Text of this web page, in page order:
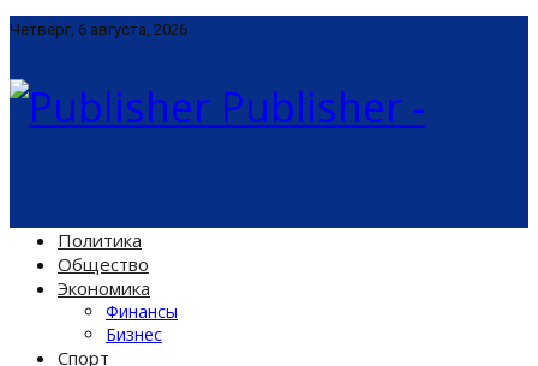
Четверг, 6 августа, 2026
Publisher -
Политика
Общество
Экономика
Финансы
Бизнес
Спорт